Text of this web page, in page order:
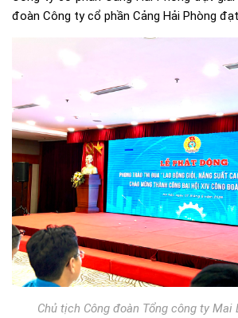
đoàn Công ty cổ phần Cảng Hải Phòng
Chủ tịch Công đoàn Tổng công ty Mai